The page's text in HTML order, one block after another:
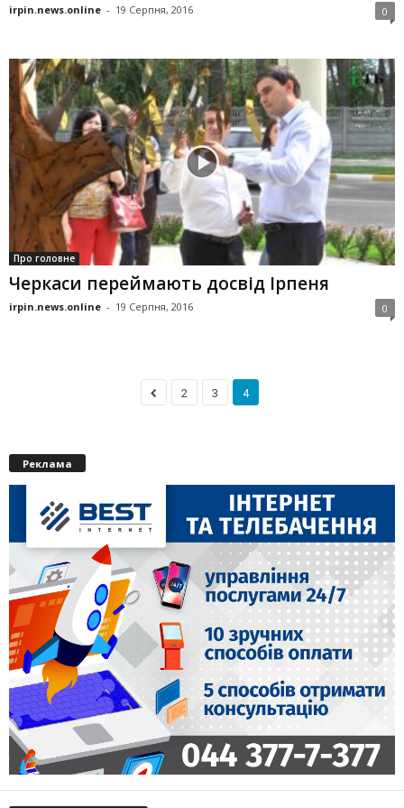
irpin.news.online - 19 Серпня, 2016 0
Про головне
Черкаси переймають досвід Ірпеня
irpin.news.online - 19 Серпня, 2016 0
2 3 4
Реклама